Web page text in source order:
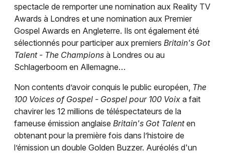
Magazine à Caen
14 - Calvados
Choisir mes départements
spectacle de remporter une nomination aux Reality TV
Awards à Londres et une nomination aux Premier
Gospel Awards en Angleterre. Ils ont également été
sélectionnés pour participer aux premiers Britain's Got
Talent - The Champions à Londres ou au
Schlagerboom en Allemagne…
Non contents d’avoir conquis le public européen, The
100 Voices of Gospel - Gospel pour 100 Voix a fait
chavirer les 12 millions de téléspectateurs de la
fameuse émission anglaise Britain's Got Talenten
obtenant pour la première fois dans l’histoire de
l’émission un double Golden Buzzer. Auréolés d'un